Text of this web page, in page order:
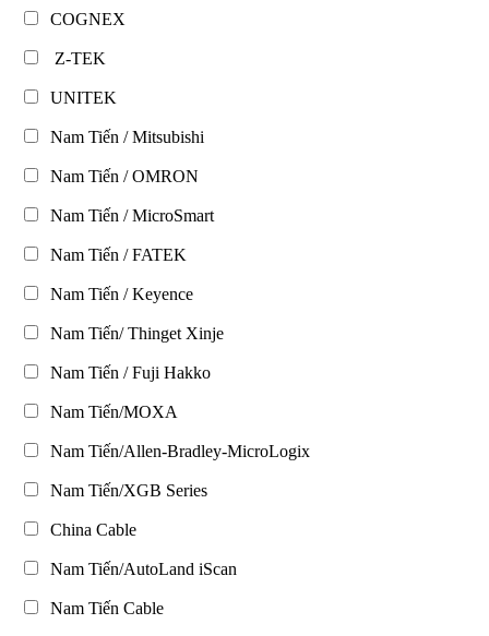
COGNEX
Z-TEK
UNITEK
Nam Tiến / Mitsubishi
Nam Tiến / OMRON
Nam Tiến / MicroSmart
Nam Tiến / FATEK
Nam Tiến / Keyence
Nam Tiến/ Thinget Xinje
Nam Tiến / Fuji Hakko
Nam Tiến/MOXA
Nam Tiến/Allen-Bradley-MicroLogix
Nam Tiến/XGB Series
China Cable
Nam Tiến/AutoLand iScan
Nam Tiến Cable